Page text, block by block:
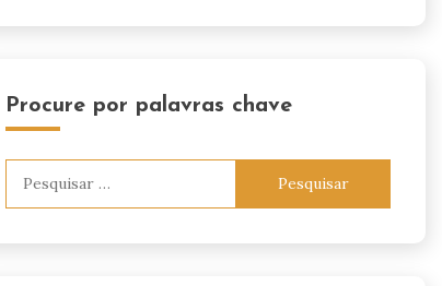
Procure por palavras chave